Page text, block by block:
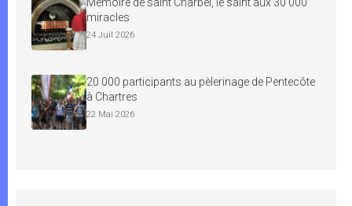
Mémoire de saint Charbel, le saint aux 30 000
miracles
24 Juil 2026
20 000 participants au pèlerinage de Pentecôte
à Chartres
22 Mai 2026